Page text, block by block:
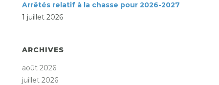
Arrêtés relatif à la chasse pour 2026-2027
1 juillet 2026
ARCHIVES
août 2026
juillet 2026